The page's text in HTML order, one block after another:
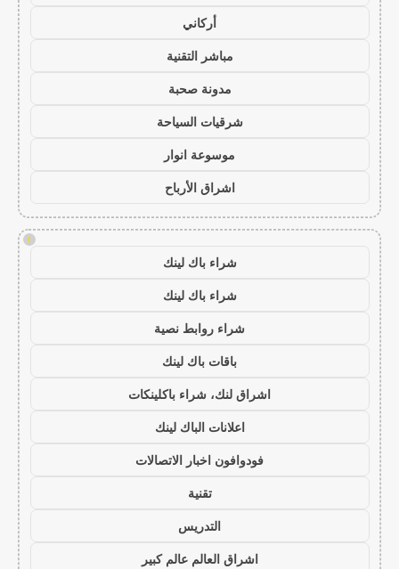
أركاني
مباشر التقنية
مدونة صحبة
شرقيات السياحة
موسوعة انوار
اشراق الأرباح
!
شراء باك لينك
شراء باك لينك
شراء روابط نصية
باقات باك لينك
اشراق لنك، شراء باكلينكات
اعلانات الباك لينك
فودوافون اخبار الاتصالات
تقنية
التدريس
اشراق العالم عالم كبير